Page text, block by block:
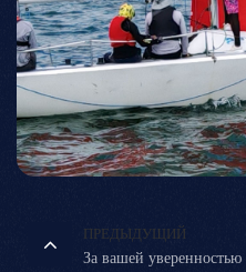
ПРЕДЫДУЩИЙ
За вашей уверенностью